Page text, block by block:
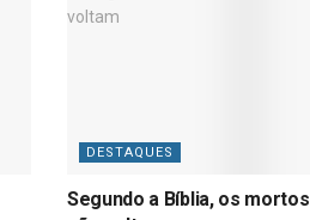
DESTAQUES
Segundo a Bíblia, os mortos